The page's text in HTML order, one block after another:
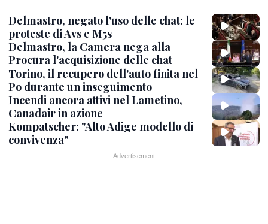
Delmastro, negato l'uso delle chat: le
proteste di Avs e M5s
Delmastro, la Camera nega alla
Procura l'acquisizione delle chat
Torino, il recupero dell'auto finita nel
Po durante un inseguimento
Incendi ancora attivi nel Lametino,
Canadair in azione
Kompatscher: "Alto Adige modello di
convivenza"